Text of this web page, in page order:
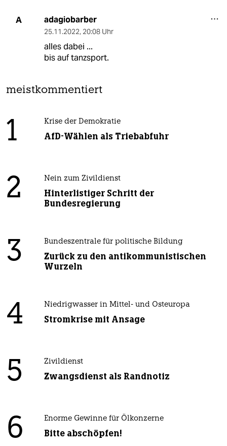
A adagiobarber
25.11.2022, 20:08 Uhr
alles dabei ...
bis auf tanzsport.
meistkommentiert
1 Krise der Demokratie
AfD-Wählen als Triebabfuhr
2 Nein zum Zivildienst
Hinterlistiger Schritt der
Bundesregierung
3 Bundeszentrale für politische Bildung
Zurück zu den antikommunistischen
Wurzeln
4 Niedrigwasser in Mittel- und Osteuropa
Stromkrise mit Ansage
5 Zivildienst
Zwangsdienst als Randnotiz
6 Enorme Gewinne für Ölkonzerne
Bitte abschöpfen!